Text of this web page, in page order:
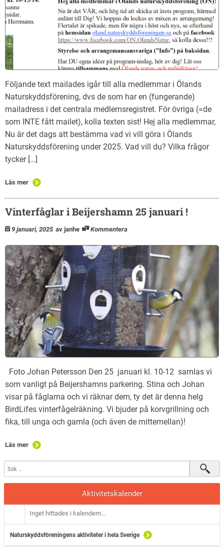
Följande text mailades igår till alla medlemmar i Ölands
Naturskyddsförening, dvs de som har en (fungerande)
mailadress i det centrala medlemsregistret. För övriga (=de
som INTE fått mailet), kolla texten sist! Hej alla medlemmar,
Nu är det dags att bestämma vad vi vill göra i Ölands
Naturskyddsförening under 2025. Vad vill du? Vilka frågor
tycker […]
Läs mer
Vinterfåglar i Beijershamn 25 januari !
9 januari, 2025 av janhe Kommentera
Foto Johan Petersson Den 25 januari kl. 10-12 samlas vi
som vanligt på Beijershamns parkering. Stina och Johan
visar på fåglarna och vi räknar dem, ty det är denna helg
BirdLifes vinterfågelräkning. Vi bjuder på korvgrillning och
fika, till unga och gamla (och även de mittemellan)!
Läs mer
Aktivitetskalender
Inget hittades i kalendern...
Naturskyddsföreningens aktiviteter i hela Sverige